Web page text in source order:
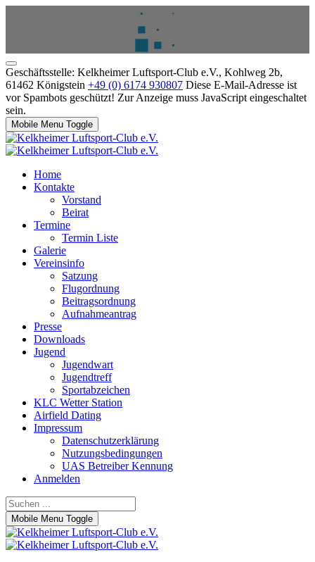
Geschäftsstelle: Kelkheimer Luftsport-Club e.V., Kohlweg 2b,
61462 Königstein +49 (0) 6174 930807 Diese E-Mail-Adresse ist
vor Spambots geschützt! Zur Anzeige muss JavaScript eingeschaltet
sein.
Mobile Menu Toggle
Home
Kontakte
Vorstand
Beirat
Termine
Termin Liste
Galerie
Vereinsinfo
Satzung
Flugordnung
Beitragsordnung
Aufnahmeantrag
Presse
Downloads
Jugend
Jugendwart
Jugendtreff
Sportabzeichen
KLC Wetter Station
Airfield Dating
Impressum
Datenschutzerklärung
Nutzungsbedingungen
UAS Betreiber Kennung
Anmelden
Mobile Menu Toggle